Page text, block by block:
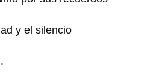
y el silencio